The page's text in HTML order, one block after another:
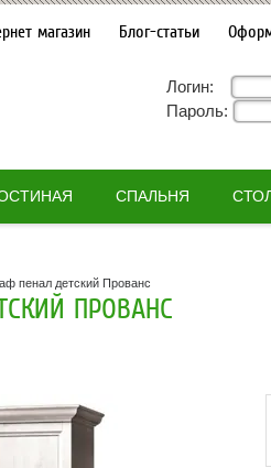
магазин Блог-статьи
Логин:
Пароль:
СПАЛЬНЯ
пенал детский Прованс
ПРОВАНС